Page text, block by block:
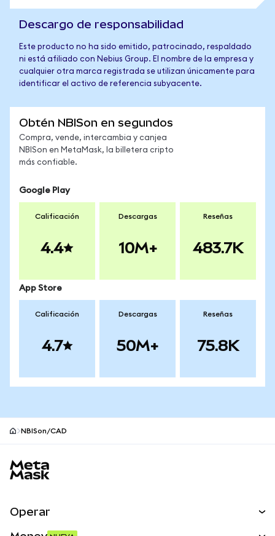
Descargo de responsabilidad
Este producto no ha sido emitido, patrocinado, respaldado
ni está afiliado con Nebius Group. El nombre de la empresa y
cualquier otra marca registrada se utilizan únicamente para
identificar el activo de referencia subyacente.
Obtén NBISon en segundos
Compra, vende, intercambia y canjea
NBISon en MetaMask, la billetera cripto
más confiable.
Google Play
Calificación
4.4
Descargas
10M+
Reseñas
483.7K
App Store
Calificación
4.7
Descargas
50M+
Reseñas
75.8K
NBISon/CAD
Operar